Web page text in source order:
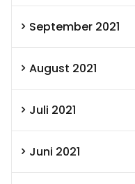
September 2021
August 2021
Juli 2021
Juni 2021